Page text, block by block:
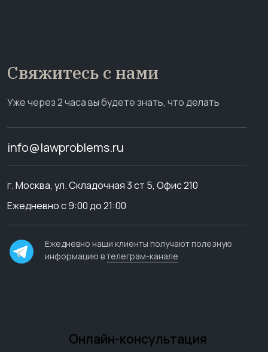
Свяжитесь с нами
Уже через 2 часа вы будете знать, что делать
info@lawproblems.ru
г. Москва, ул. Складочная 3 ст 5, Офис 210
Ежедневно с 9:00 до 21:00
Ежедневно наши клиенты получают полезную
информацию втелеграм-канале
Онлайн-консультация